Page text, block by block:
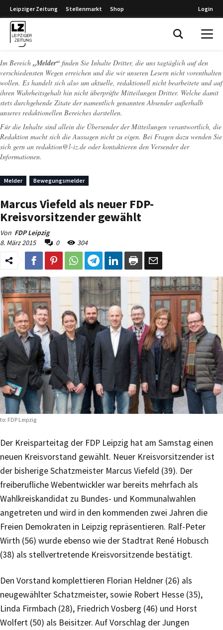
Leipziger Zeitung Stellenmarkt Shop Login
Im Bereich „Melder“ finden Sie Inhalte Dritter, die uns tagtäglich auf den
verschiedensten Wegen erreichen und die wir unseren Lesern nicht vorenthalten
wollen. Es handelt sich also um aktuelle, redaktionell nicht bearbeitete und auf
ihren Wahrheitsgehalt hin nicht überprüfte Mitteilungen Dritter. Welche damit
stets durchgehende Zitate der namentlich genannten Absender außerhalb
unseres redaktionellen Bereiches darstellen.
Für die Inhalte sind allein die Übersender der Mitteilungen verantwortlich, die
Redaktion macht sich die Aussagen nicht zu eigen. Bei Fragen dazu wenden Sie
sich gern an redaktion@l-iz.de oder kontaktieren den Versender der
Informationen.
Melder Bewegungsmelder
Marcus Viefeld als neuer FDP-
Kreisvorsitzender gewählt
Von FDP Leipzig
8. März 2015
0 304
FDP Leipzig
Der Kreisparteitag der FDP Leipzig hat am Samstag einen
neuen Kreisvorstand gewählt. Neuer Kreisvorsitzender ist
der bisherige Schatzmeister Marcus Viefeld (39). Der
freiberufliche Webentwickler war bereits mehrfach als
Wahlkreiskandidat zu Bundes- und Kommunalwahlen
angetreten und wird in den kommenden zwei Jahren die
Freien Demokraten in Leipzig repräsentieren. Ralf-Peter
Wirth (56) wurde ebenso wie der Stadtrat René Hobusch
(38) als stellvertretende Kreisvorsitzende bestätigt.
Den Vorstand komplettieren Florian Heldner (26) als
neugewählter Schatzmeister, sowie Robert Hesse (35),
Linda Firmbach (28), Friedrich Vosberg (46) und Horst
Wolfert (50) als Beisitzer. Auf Vorschlag der Jungen